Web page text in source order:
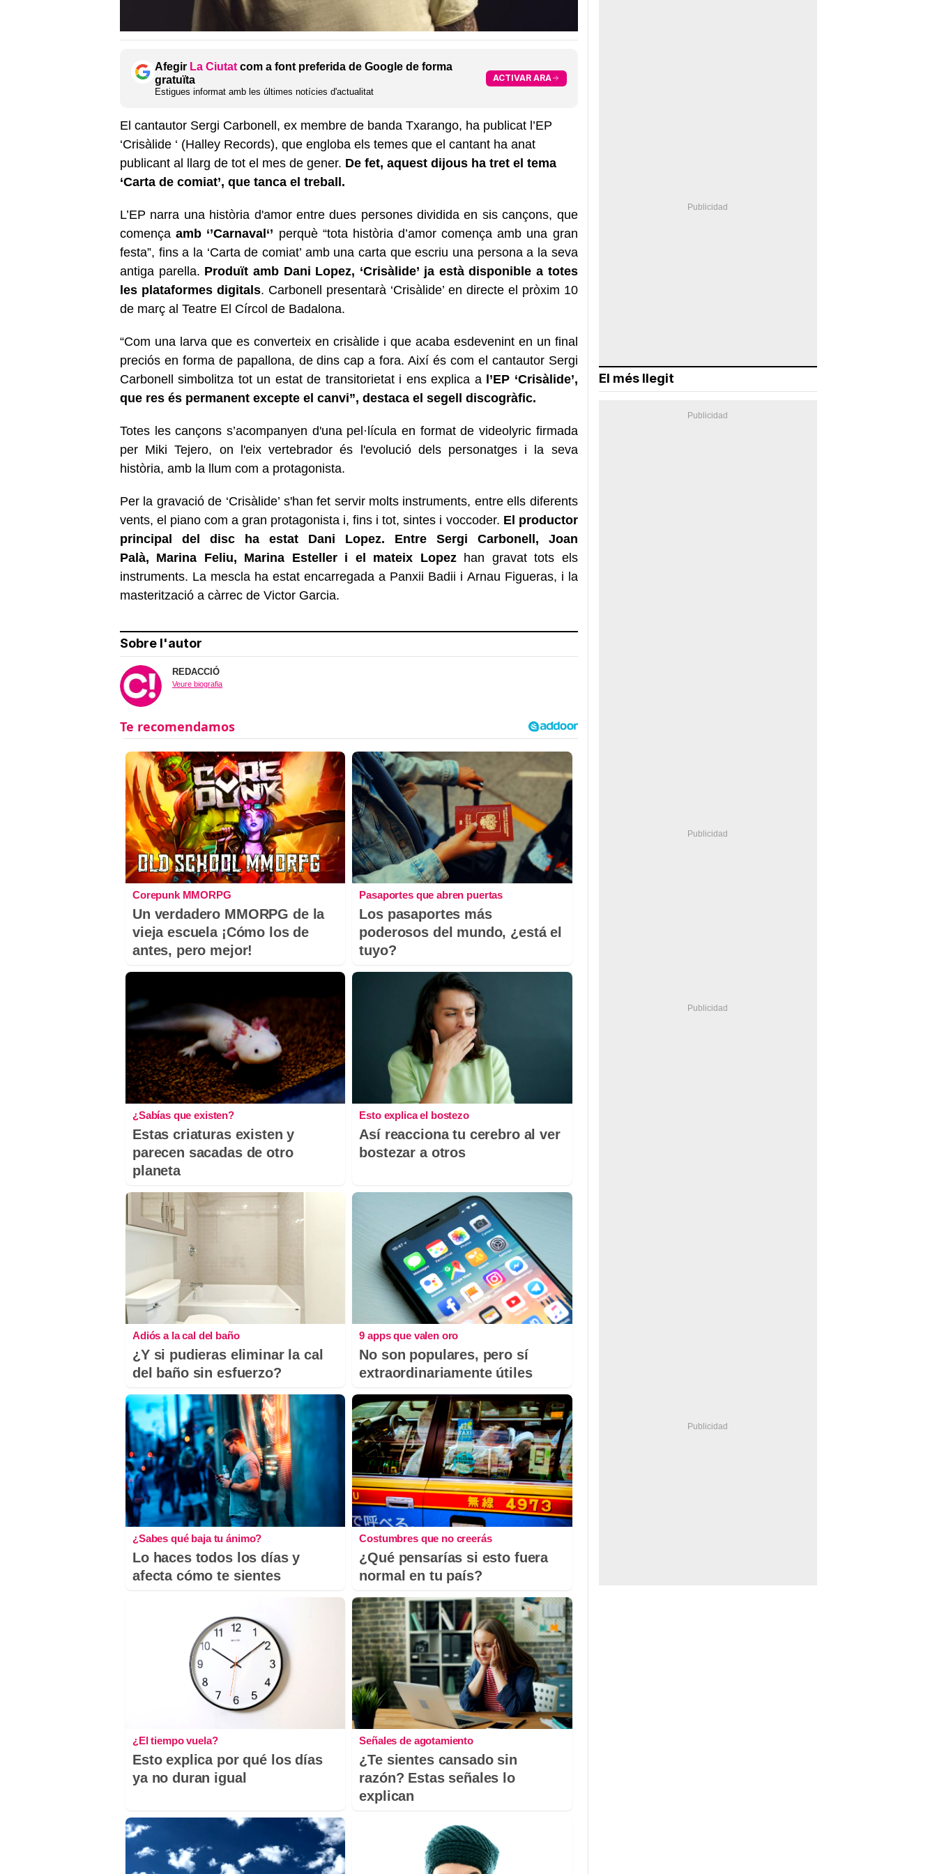
Afegir La Ciutat com a font preferida de Google de forma
gratuïta
Estigues informat amb les últimes notícies d'actualitat
ACTIVAR ARA
El cantautor Sergi Carbonell, ex membre de banda Txarango, ha publicat l’EP
‘Crisàlide ‘ (Halley Records), que engloba els temes que el cantant ha anat
publicant al llarg de tot el mes de gener. De fet, aquest dijous ha tret el tema
‘Carta de comiat’, que tanca el treball.
L’EP narra una història d'amor entre dues persones dividida en sis cançons, que
començaamb ‘’Carnaval‘’ perquè “tota història d’amor comença amb una gran
festa”, fins a la ‘Carta de comiat’ amb una carta que escriu una persona a la seva
antiga parella. Produït amb Dani Lopez, ‘Crisàlide’ ja està disponible a totes
les plataformes digitals. Carbonell presentarà ‘Crisàlide’ en directe el pròxim 10
de març al Teatre El Círcol de Badalona.
“Com una larva que es converteix en crisàlide i que acaba esdevenint en un final
preciós en forma de papallona, de dins cap a fora. Així és com el cantautor Sergi
Carbonell simbolitza tot un estat de transitorietat i ens explica a l’EP ‘Crisàlide’,
que res és permanent excepte el canvi”, destaca el segell discogràfic.
Totes les cançons s’acompanyen d'una pel·lícula en format de videolyric firmada
per Miki Tejero, on l'eix vertebrador és l'evolució dels personatges i la seva
història, amb la llum com a protagonista.
Per la gravació de ‘Crisàlide’ s'han fet servir molts instruments, entre ells diferents
vents, el piano com a gran protagonista i, fins i tot, sintes i voccoder. El productor
principal del disc ha estat Dani Lopez. Entre Sergi Carbonell, Joan
Palà, Marina Feliu, Marina Esteller i el mateix Lopezhan gravat tots els
instruments. La mescla ha estat encarregada a Panxii Badii i Arnau Figueras, i la
masterització a càrrec de Victor Garcia.
Sobre l'autor
REDACCIÓ
Veure biografia
Corepunk MMORPG
Un verdadero MMORPG de la
vieja escuela ¡Cómo los de
antes, pero mejor!
Pasaportes que abren puertas
Los pasaportes más
poderosos del mundo, ¿está el
tuyo?
¿Sabías que existen?
Estas criaturas existen y
parecen sacadas de otro
planeta
Esto explica el bostezo
Así reacciona tu cerebro al ver
bostezar a otros
Adiós a la cal del baño
¿Y si pudieras eliminar la cal
del baño sin esfuerzo?
9 apps que valen oro
No son populares, pero sí
extraordinariamente útiles
¿Sabes qué baja tu ánimo?
Lo haces todos los días y
afecta cómo te sientes
Costumbres que no creerás
¿Qué pensarías si esto fuera
normal en tu país?
¿El tiempo vuela?
Esto explica por qué los días
ya no duran igual
Señales de agotamiento
¿Te sientes cansado sin
razón? Estas señales lo
explican
El més llegit